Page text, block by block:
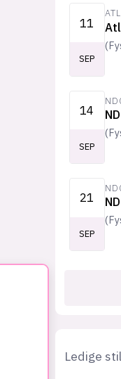
11
SEP
(
14
SEP
(
21
SEP
(
Ledige